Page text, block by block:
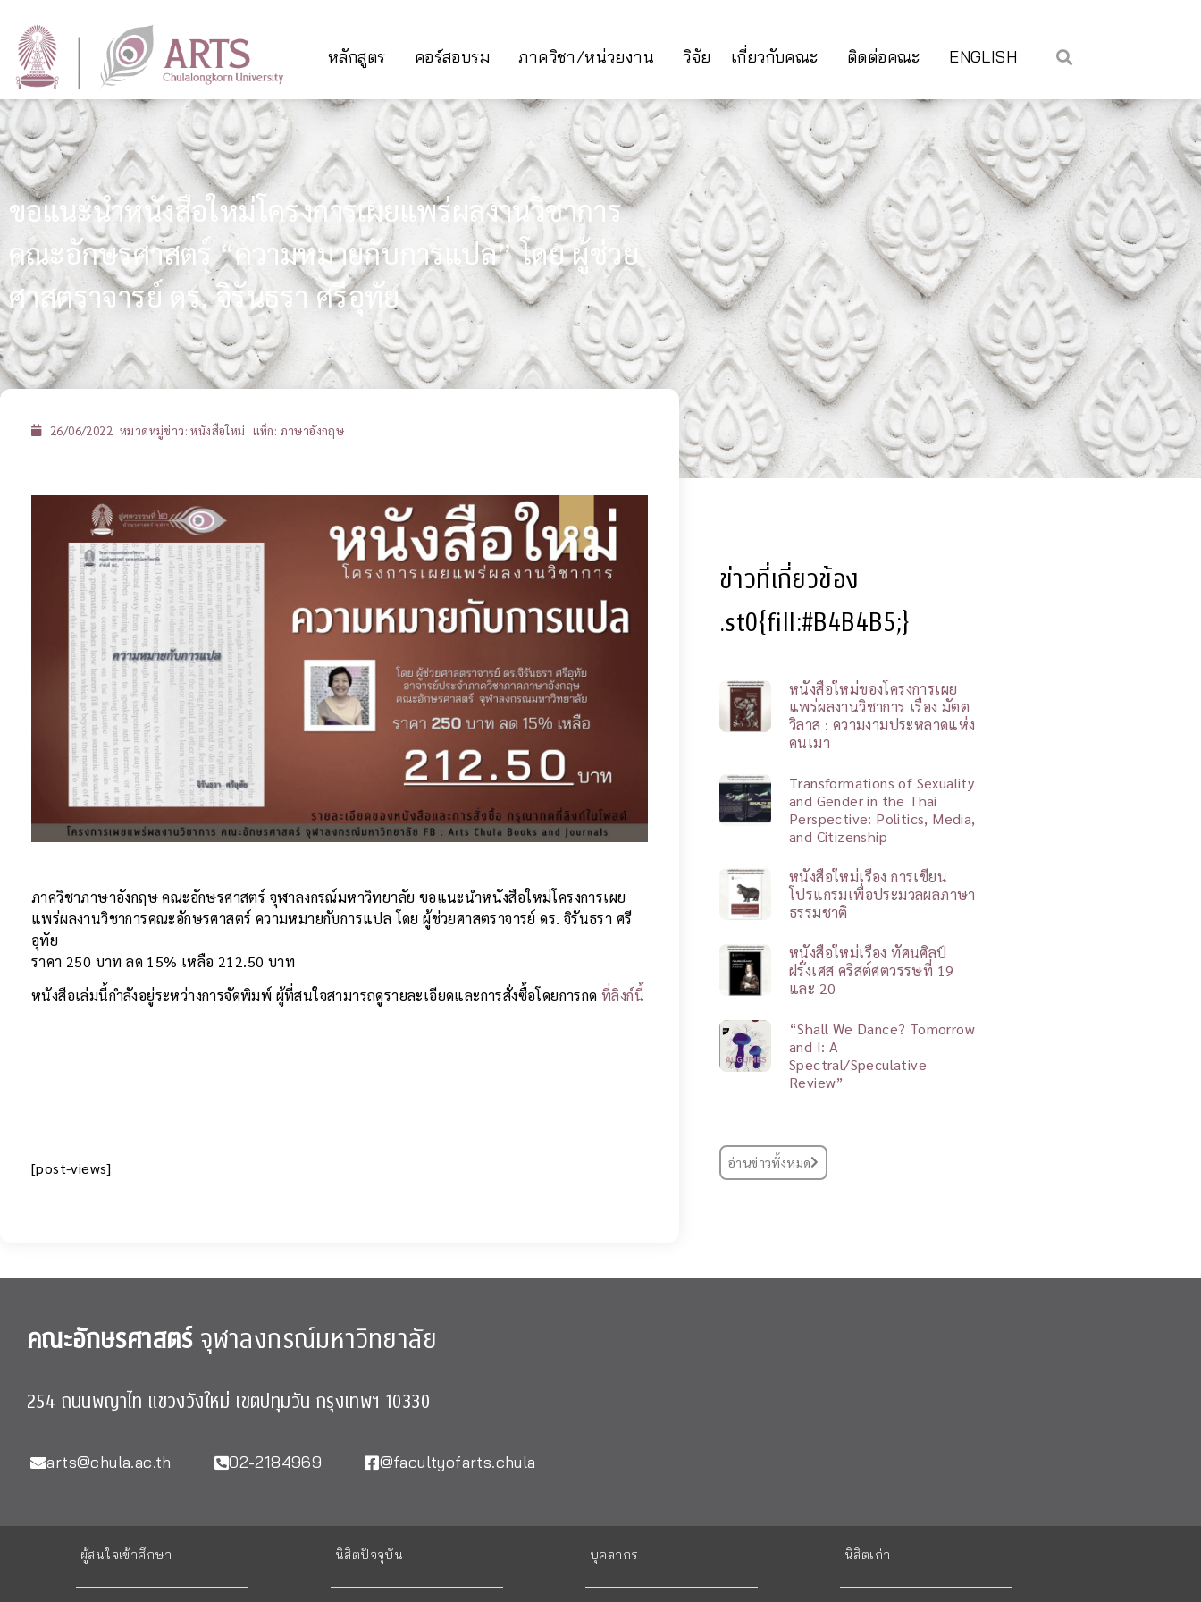
หลักสูตร คอร์สอบรม ภาควิชา/หน่วยงาน วิจัย เกี่ยวกับคณะ ติดต่อคณะ ENGLISH
ขอแนะนำหนังสือใหม่โครงการเผยแพร่ผลงานวิชาการ
คณะอักษรศาสตร์ “ความหมายกับการแปล” โดย ผู้ช่วย
ศาสตราจารย์ ดร. จิรันธรา ศรีอุทัย
26/06/2022 หมวดหมู่ข่าว:หนังสือใหม่ แท็ก: ภาษาอังกฤษ
ภาควิชาภาษาอังกฤษ คณะอักษรศาสตร์ จุฬาลงกรณ์มหาวิทยาลัย ขอแนะนำหนังสือใหม่โครงการเผย
แพร่ผลงานวิชาการคณะอักษรศาสตร์ ความหมายกับการแปล โดย ผู้ช่วยศาสตราจารย์ ดร. จิรันธรา ศรี
อุทัย
ราคา 250 บาท ลด 15% เหลือ 212.50 บาท
หนังสือเล่มนี้กำลังอยู่ระหว่างการจัดพิมพ์ ผู้ที่สนใจสามารถดูรายละเอียดและการสั่งซื้อโดยการกด ที่ลิงก์นี้
[post-views]
ข่าวที่เกี่ยวข้อง
.st0{fill:#B4B4B5;}
หนังสือใหม่ของโครงการเผย
แพร่ผลงานวิชาการ เรื่อง มัตต
วิลาส : ความงามประหลาดแห่ง
คนเมา
Transformations of Sexuality
and Gender in the Thai
Perspective: Politics, Media,
and Citizenship
หนังสือใหม่เรื่อง การเขียน
โปรแกรมเพื่อประมวลผลภาษา
ธรรมชาติ
หนังสือใหม่เรื่อง ทัศนศิลป์
ฝรั่งเศส คริสต์ศตวรรษที่ 19
และ 20
“Shall We Dance? Tomorrow
and I: A
Spectral/Speculative
Review”
อ่านข่าวทั้งหมด
คณะอักษรศาสตร์จุฬาลงกรณ์มหาวิทยาลัย
254 ถนนพญาไท แขวงวังใหม่ เขตปทุมวัน กรุงเทพฯ 10330
arts@chula.ac.th 02-2184969 @facultyofarts.chula
ผู้สนใจเข้าศึกษา นิสิตปัจจุบัน บุคลากร นิสิตเก่า